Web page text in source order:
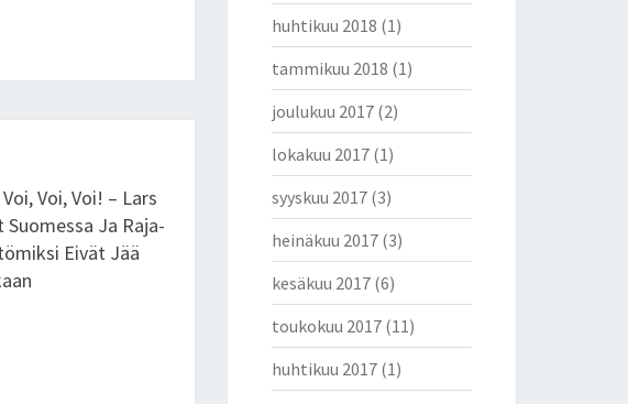
Voi, Voi! – Lars
Ja Raja-
Eivät Jää
huhtikuu 2018 (1)
tammikuu 2018 (1)
joulukuu 2017(2)
lokakuu 2017(1)
syyskuu 2017(3)
heinäkuu 2017(3)
kesäkuu 2017(6)
toukokuu 2017(11)
huhtikuu 2017(1)